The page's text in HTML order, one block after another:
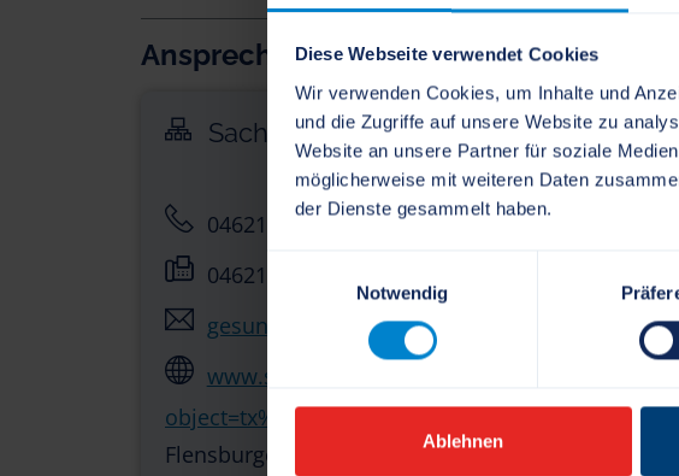
Diese Webseite verwendet Cookies
Wir verwenden Cookies, um Inhalte und
und die Zugriffe auf unsere Website zu
Website an unsere Partner für soziale
möglicherweise mit weiteren Daten
der Dienste gesammelt haben.
Notwendig
Ablehnen
Ansprechpartner
Sachgebiet Amtsärztlicher Dienst
04621 810-0
04621 810-50
gesundheitsamt[at]schleswig-flensburg.de
www.schleswig-flensburg.de/?
object=tx%7C3333.10187.1
Flensburger Straße 7